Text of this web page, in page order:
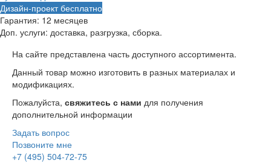
Дизайн-проект бесплатно
Гарантия: 12 месяцев
Доп. услуги: доставка, разгрузка, сборка.
На сайте представлена часть доступного ассортимента.
Данный товар можно изготовить в разных материалах и
модификациях.
Пожалуйста, свяжитесь с нами для получения
дополнительной информации
Задать вопрос
Позвоните мне
+7 (495) 504-72-75